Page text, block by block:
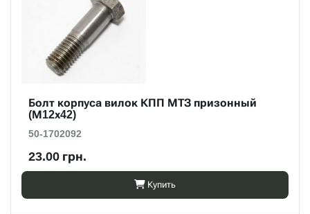
Болт корпуса вилок КПП МТЗ призонный
(М12х42)
50-1702092
23.00 грн.
Купить